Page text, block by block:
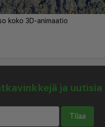
koko 3D-animaatio
ja
Tilaa